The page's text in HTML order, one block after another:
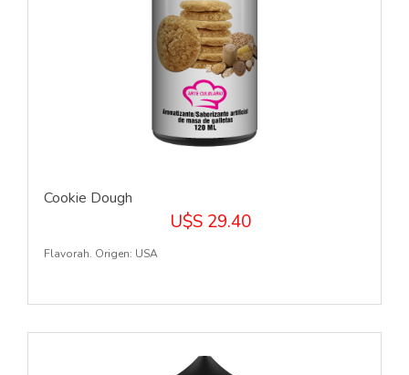
Cookie Dough
U$S 29.40
Flavorah. Origen: USA